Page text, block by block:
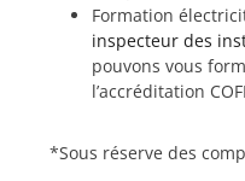
Formation
inspecteur des
pouvons vous
l’accréditation
*Sous réserve des